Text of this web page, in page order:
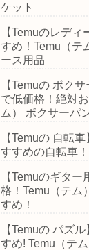
ケット
【Temuのレデ
すめ！Temu（テ
ース用品
【Temuの ボク
で低価格！絶対
ム） ボクサーパ
【Temuの 自転
すすめの自転車！
【Temuのギタ
格！Temu（テム
すめ！
【Temuの パズ
すめ! Temu（テ